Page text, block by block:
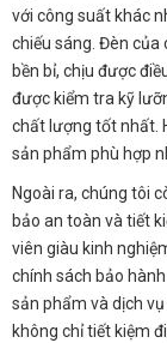
với công suất khác
chiếu sáng. Đèn của
bền bỉ, chịu được
được kiểm tra kỹ
chất lượng tốt nhất.
sản phẩm phù hợp
Ngoài ra, chúng tôi
bảo an toàn và tiết
viên giàu kinh
chính sách bảo
sản phẩm và dịch
không chỉ tiết kiệm